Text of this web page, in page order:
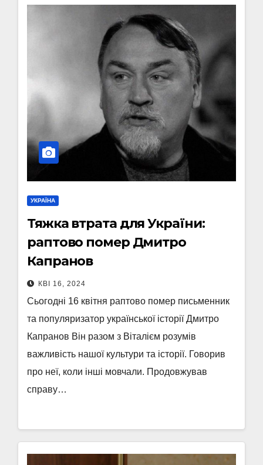
УКРАЇНА
Тяжка втрата для України:
раптово помер Дмитро
Капранов
КВІ 16, 2024
Сьогодні 16 квітня раптово помер письменник
та популяризатор української історії Дмитро
Капранов Він разом з Віталієм розумів
важливість нашої культури та історії. Говорив
про неї, коли інші мовчали. Продовжував
справу…